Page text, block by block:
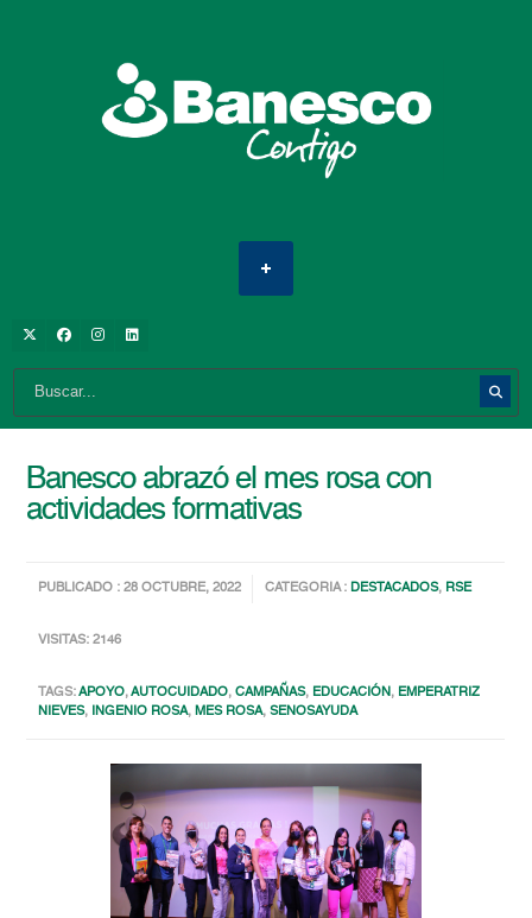
Banesco abrazó el mes rosa con
actividades formativas
PUBLICADO : 28 OCTUBRE, 2022 CATEGORIA :DESTACADOS, RSE
VISITAS: 2146
TAGS:APOYO,AUTOCUIDADO,CAMPAÑAS, EDUCACIÓN, EMPERATRIZ
NIEVES, INGENIO ROSA,MES ROSA,SENOSAYUDA